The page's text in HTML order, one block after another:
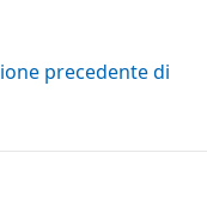
precedente di